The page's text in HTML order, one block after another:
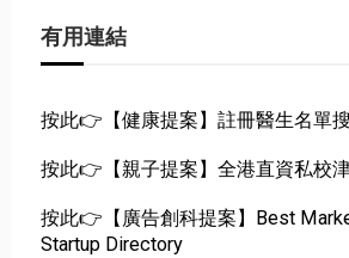
有用連結
按此👉【健康提案】註冊醫生名單
按此👉【親子提案】全港直資私校
按此👉【廣告創科提案】Best
Startup Directory